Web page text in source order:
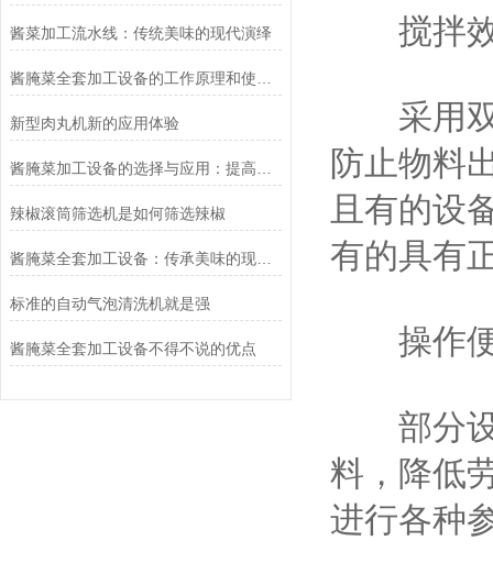
酱菜加工流水线：传统美味的现代演绎
新型肉丸机新的应用体验
辣椒滚筒筛选机是如何筛选辣椒
酱腌菜全套加工设备：传承美味的现代科技之选
标准的自动气泡清洗机就是强
酱腌菜全套加工设备不得不说的优点
搅拌效
采用双
防止物料
且有的设
有的具有
操作
部分设
料，降低
进行各种